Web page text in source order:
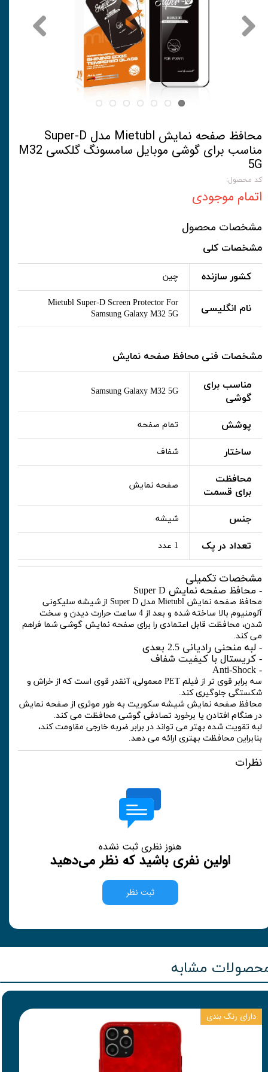
محافظ صفحه نمایش Mietubl مدل Super-D
مناسب برای گوشی موبایل سامسونگ گلکسی M32
5G
کد محصول:
اتمام موجودی
مشخصات محصول
مشخصات کلی
کشور سازنده چین
نام انگلیسی
Mietubl Super-D Screen Protector For
Samsung Galaxy M32 5G
مشخصات فنی محافظ صفحه نمایش
مناسب برای
گوشی
Samsung Galaxy M32 5G
پوشش تمام صفحه
ساختار شفاف
محافظت
برای قسمت
صفحه نمایش
جنس شیشه
تعداد در پک 1 عدد
مشخصات تکمیلی
- محافظ صفحه نمایش Super D
محافظ صفحه نمایش Mietubl مدل Super D از شیشه سلیکونی
آلومنیوم بالا ساخته شده و بعد از 4 ساعت حرارت دیدن و سخت
شدن، محافظت قابل اعتمادی را برای صفحه نمایش گوشی شما فراهم
می کند.
- لبه منحنی رادیانی 2.5 بعدی
- کریستال با کیفیت شفاف
- Anti-Shock
سه برابر قوی تر از فیلم PET معمولی، آنقدر قوی است که از خراش و
شکستگی جلوگیری کند.
محافظ صفحه نمایش شیشه سکوریت به طور موثری از صفحه نمایش
در هنگام افتادن یا برخورد تصادفی گوشی محافظت می کند.
لبه تقویت شده بهتر می تواند در برابر ضربه خارجی مقاومت کند،
بنابراین محافظت بهتری ارائه می دهد.
نظرات
هنوز نظری ثبت نشده
اولین نفری باشید که نظر می‌دهید
ثبت نظر
مشابه
دارای رنگ بندی